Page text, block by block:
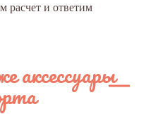
расчет и ответим
аксессуары